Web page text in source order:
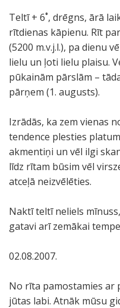
Teltī + 6˚, drēgns, ārā
rītdienas kāpienu. Rīt
(5200 m.v.j.l.), pa dienu
lielu un ļoti lielu plaisu.
pūkainām pārslām –
pārņem (1. augusts).
Izrādās, ka zem vienas
tendence plesties
akmentiņi un vēl ilgi
līdz rītam būsim vēl
atceļā neizvēlēties.
Naktī teltī neliels
gatavi arī zemākai
02.08.2007.
No rīta pamostamies ar
jūtas labi. Atnāk mūsu